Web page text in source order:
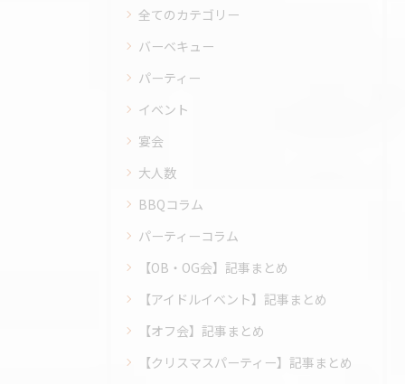
全てのカテゴリー
バーベキュー
パーティー
イベント
宴会
大人数
BBQコラム
パーティーコラム
【OB・OG会】記事まとめ
【アイドルイベント】記事まとめ
【オフ会】記事まとめ
【クリスマスパーティー】記事まとめ